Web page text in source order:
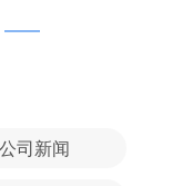
公司新闻